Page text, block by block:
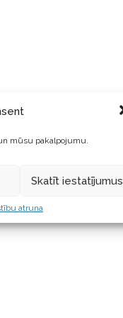
mūsu pakalpojumu.
Skatīt iestatījumus
atruna